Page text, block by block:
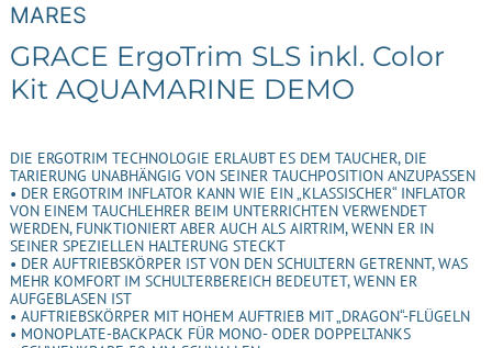
MARES
GRACE ErgoTrim SLS inkl. Color
Kit AQUAMARINE DEMO
DIE ERGOTRIM TECHNOLOGIE ERLAUBT ES DEM TAUCHER, DIE
TARIERUNG UNABHÄNGIG VON SEINER TAUCHPOSITION ANZUPASSEN
• DER ERGOTRIM INFLATOR KANN WIE EIN „KLASSISCHER“ INFLATOR
VON EINEM TAUCHLEHRER BEIM UNTERRICHTEN VERWENDET
WERDEN, FUNKTIONIERT ABER AUCH ALS AIRTRIM, WENN ER IN
SEINER SPEZIELLEN HALTERUNG STECKT
• DER AUFTRIEBSKÖRPER IST VON DEN SCHULTERN GETRENNT, WAS
MEHR KOMFORT IM SCHULTERBEREICH BEDEUTET, WENN ER
AUFGEBLASEN IST
• AUFTRIEBSKÖRPER MIT HOHEM AUFTRIEB MIT „DRAGON“-FLÜGELN
• MONOPLATE-BACKPACK FÜR MONO- ODER DOPPELTANKS